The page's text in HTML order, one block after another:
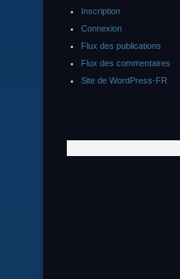
Inscription
Connexion
Flux des publications
Flux des commentaires
Site de WordPress-FR